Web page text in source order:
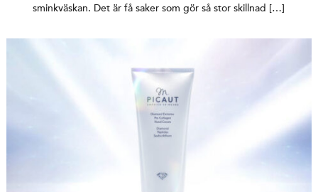
sminkväskan. Det är få saker som gör så stor skillnad […]